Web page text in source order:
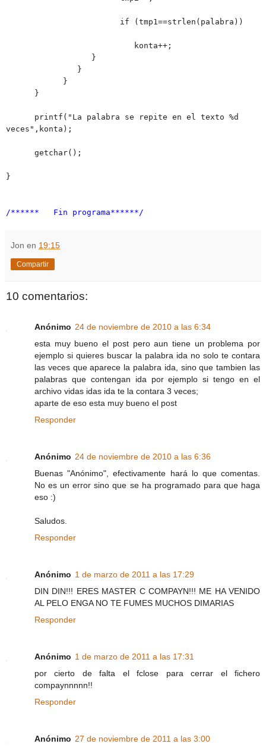
if (tmp1==strlen(palabra))
konta++;
}
}
}
}
printf("La palabra se repite en el texto %d
veces",konta);
getchar();
}
/****** Fin programa******/
Jon en 19:15
Compartir
10 comentarios:
Anónimo 24 de noviembre de 2010 a las 6:34
esta muy bueno el post pero aun tiene un problema por
ejemplo si quieres buscar la palabra ida no solo te contara
las veces que aparece la palabra ida, sino que tambien las
palabras que contengan ida por ejemplo si tengo en el
archivo vidas idas ida te la contara 3 veces;
aparte de eso esta muy bueno el post
Responder
Anónimo 24 de noviembre de 2010 a las 6:36
Buenas "Anónimo", efectivamente hará lo que comentas.
No es un error sino que se ha programado para que haga
eso :)
Saludos.
Responder
Anónimo 1 de marzo de 2011 a las 17:29
DIN DIN!!! ERES MASTER C COMPAYN!!! ME HA VENIDO
AL PELO ENGA NO TE FUMES MUCHOS DIMARIAS
Responder
Anónimo 1 de marzo de 2011 a las 17:31
por cierto de falta el fclose para cerrar el fichero
compaynnnnn!!
Responder
Anónimo 27 de noviembre de 2011 a las 3:00